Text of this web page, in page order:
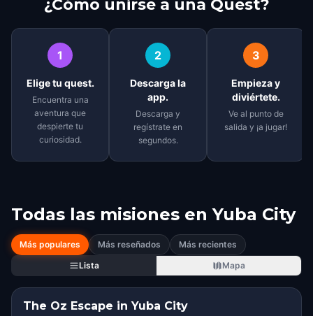
¿Cómo unirse a una Quest?
1
Elige tu quest.
Encuentra una
aventura que
despierte tu
curiosidad.
2
Descarga la
app.
Descarga y
regístrate en
segundos.
3
Empieza y
diviértete.
Ve al punto de
salida y ¡a jugar!
Todas las misiones en Yuba City
Más populares Más reseñados
Más recientes
Lista
Mapa
The Oz Escape in Yuba City